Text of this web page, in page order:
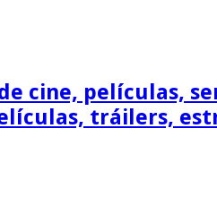
cine, películas,
tráilers,